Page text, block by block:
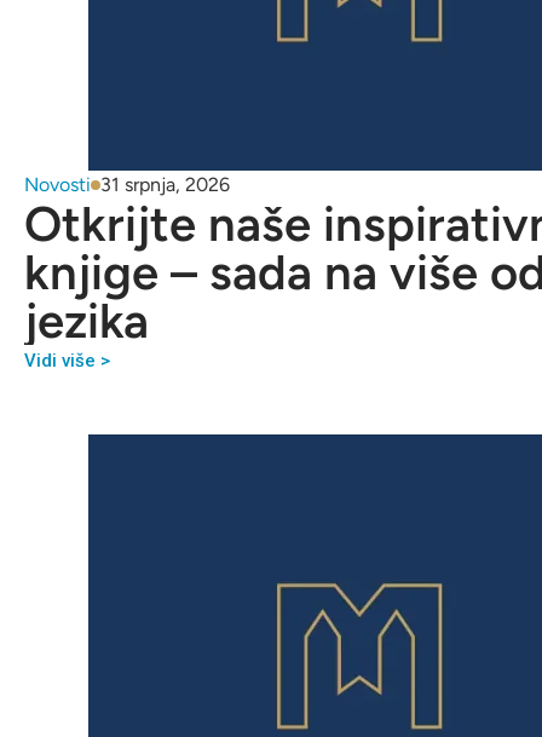
Novosti 31 srpnja, 2026
Otkrijte naše
knjige – sada na više
jezika
Vidi više >